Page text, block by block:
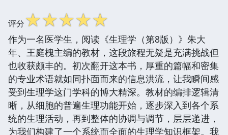
评分☆☆☆☆☆
作为一名医学生，阅读《生理学（第8版）》朱大
年、王庭槐主编的教材，这段旅程无疑是充满挑战但
也收获颇丰的。初次翻开这本书，厚重的篇幅和密集
的专业术语就如同扑面而来的信息洪流，让我瞬间感
受到生理学这门学科的博大精深。教材的编排逻辑清
晰，从细胞的普遍生理功能开始，逐步深入到各个系
统的生理活动，再到整体的协调与调节，层层递进，
为我们构建了一个系统而全面的生理学知识框架。我